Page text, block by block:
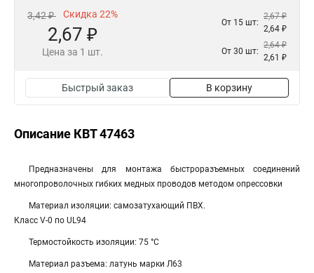
3,42 ₽ Скидка 22%
2,67 ₽
Цена за 1 шт.
От 15 шт:
2,67 ₽
2,64 ₽
От 30 шт:
2,64 ₽
2,61 ₽
Быстрый заказ В корзину
Описание КВТ 47463
Предназначены для монтажа быстроразъемных соединений
многопроволочных гибких медных проводов методом опрессовки
Материал изоляции: самозатухающий ПВХ.
Класс V-0 по UL94
Термостойкость изоляции: 75 °C
Материал разъема: латунь марки Л63